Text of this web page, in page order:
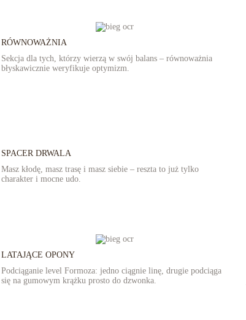
RÓWNOWAŻNIA
Sekcja dla tych, którzy wierzą w swój balans – równoważnia
błyskawicznie weryfikuje optymizm.
SPACER DRWALA
Masz kłodę, masz trasę i masz siebie – reszta to już tylko
charakter i mocne udo.
LATAJĄCE OPONY
Podciąganie level Formoza: jedno ciągnie linę, drugie podciąga
się na gumowym krążku prosto do dzwonka.